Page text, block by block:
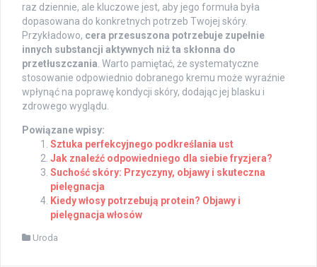
raz dziennie, ale kluczowe jest, aby jego formuła była
dopasowana do konkretnych potrzeb Twojej skóry.
Przykładowo, cera przesuszona potrzebuje zupełnie
innych substancji aktywnych niż ta skłonna do
przetłuszczania . Warto pamiętać, że systematyczne
stosowanie odpowiednio dobranego kremu może wyraźnie
wpłynąć na poprawę kondycji skóry, dodając jej blasku i
zdrowego wyglądu.
Powiązane wpisy:
Sztuka perfekcyjnego podkreślania ust
Jak znaleźć odpowiedniego dla siebie fryzjera?
Suchość skóry: Przyczyny, objawy i skuteczna
pielęgnacja
Kiedy włosy potrzebują protein? Objawy i
pielęgnacja włosów
Uroda